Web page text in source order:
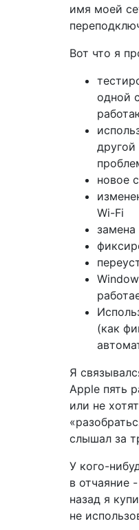
имя моей
Вот что я
одной
другой
новое
Wi-Fi
замена
(как
Я
Apple пять
или не
слышал за
У кого-
в отчаяние
назад я
не